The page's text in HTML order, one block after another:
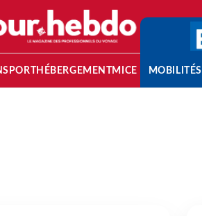
HÉBERGEMENTMICE MOBILITÉS